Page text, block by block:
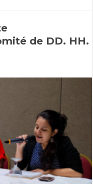
de DD. HH.